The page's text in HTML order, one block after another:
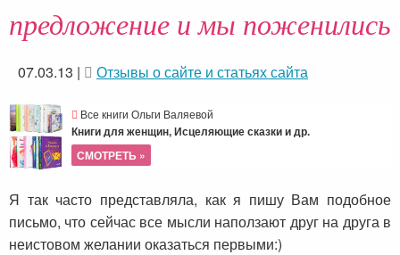
предложение и мы поженились
07.03.13 | Отзывы о сайте и статьях сайта
Все книги Ольги Валяевой
Книги для женщин, Исцеляющие сказки и др.
СМОТРЕТЬ »
Я так часто представляла, как я пишу Вам подобное
письмо, что сейчас все мысли наползают друг на друга в
неистовом желании оказаться первыми:)